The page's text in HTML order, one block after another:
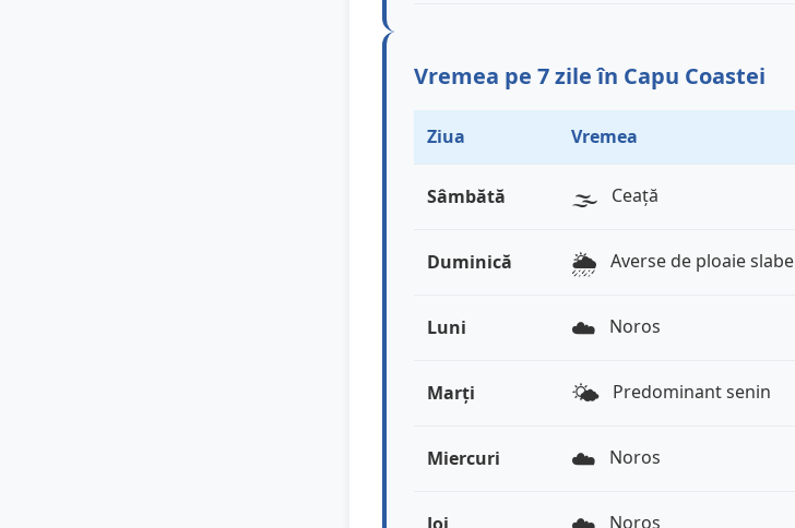
Vremea pe 7 zile în Capu Coastei
Ziua Vremea
Sâmbătă 🌫️ Ceață
Duminică 🌦️ Averse de ploaie slabe
Luni ☁️ Noros
Marți 🌤️ Predominant senin
Miercuri ☁️ Noros
Noros